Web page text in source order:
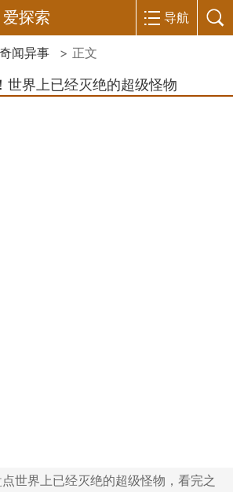
爱探索 导航
奇闻异事 > 正文
世界上已经灭绝的超级怪物
界上已经灭绝的超级怪物，看完之